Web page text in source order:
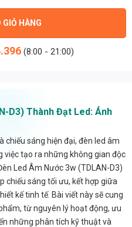
GIỎ HÀNG
(8:00 - 21:00)
D3) Thành Đạt Led: Ánh
chiếu sáng hiện đại, đèn led âm
tạo ra những không gian độc
Led Âm Nước 3w (TDLAN-D3)
chiếu sáng tối ưu, kết hợp giữa
kế tinh tế. Bài viết này sẽ cung
từ nguyên lý hoạt động, ưu
những phân tích kỹ thuật và